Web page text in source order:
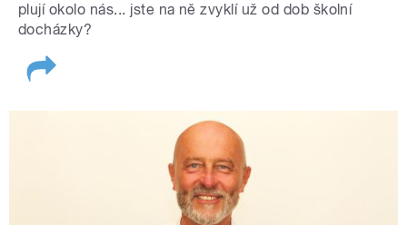
plují okolo nás... jste na ně zvyklí už od dob školní
docházky?